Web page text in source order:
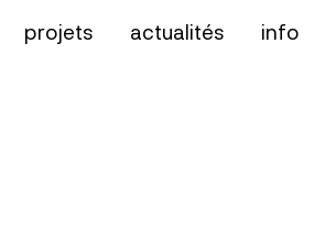
projets actualités info